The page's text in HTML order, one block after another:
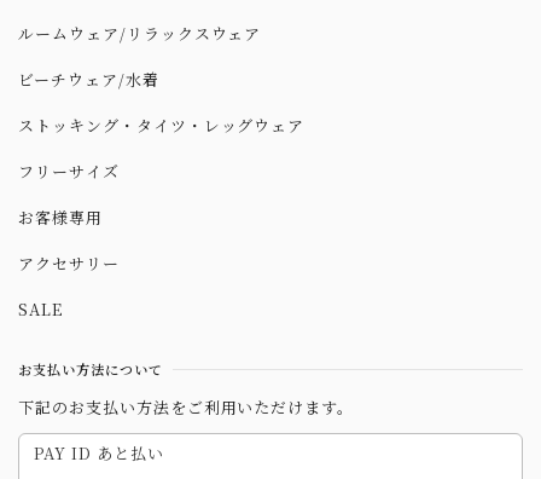
ルームウェア/リラックスウェア
ビーチウェア/水着
ストッキング・タイツ・レッグウェア
フリーサイズ
お客様専用
アクセサリー
SALE
お支払い方法について
下記のお支払い方法をご利用いただけます。
PAY ID あと払い